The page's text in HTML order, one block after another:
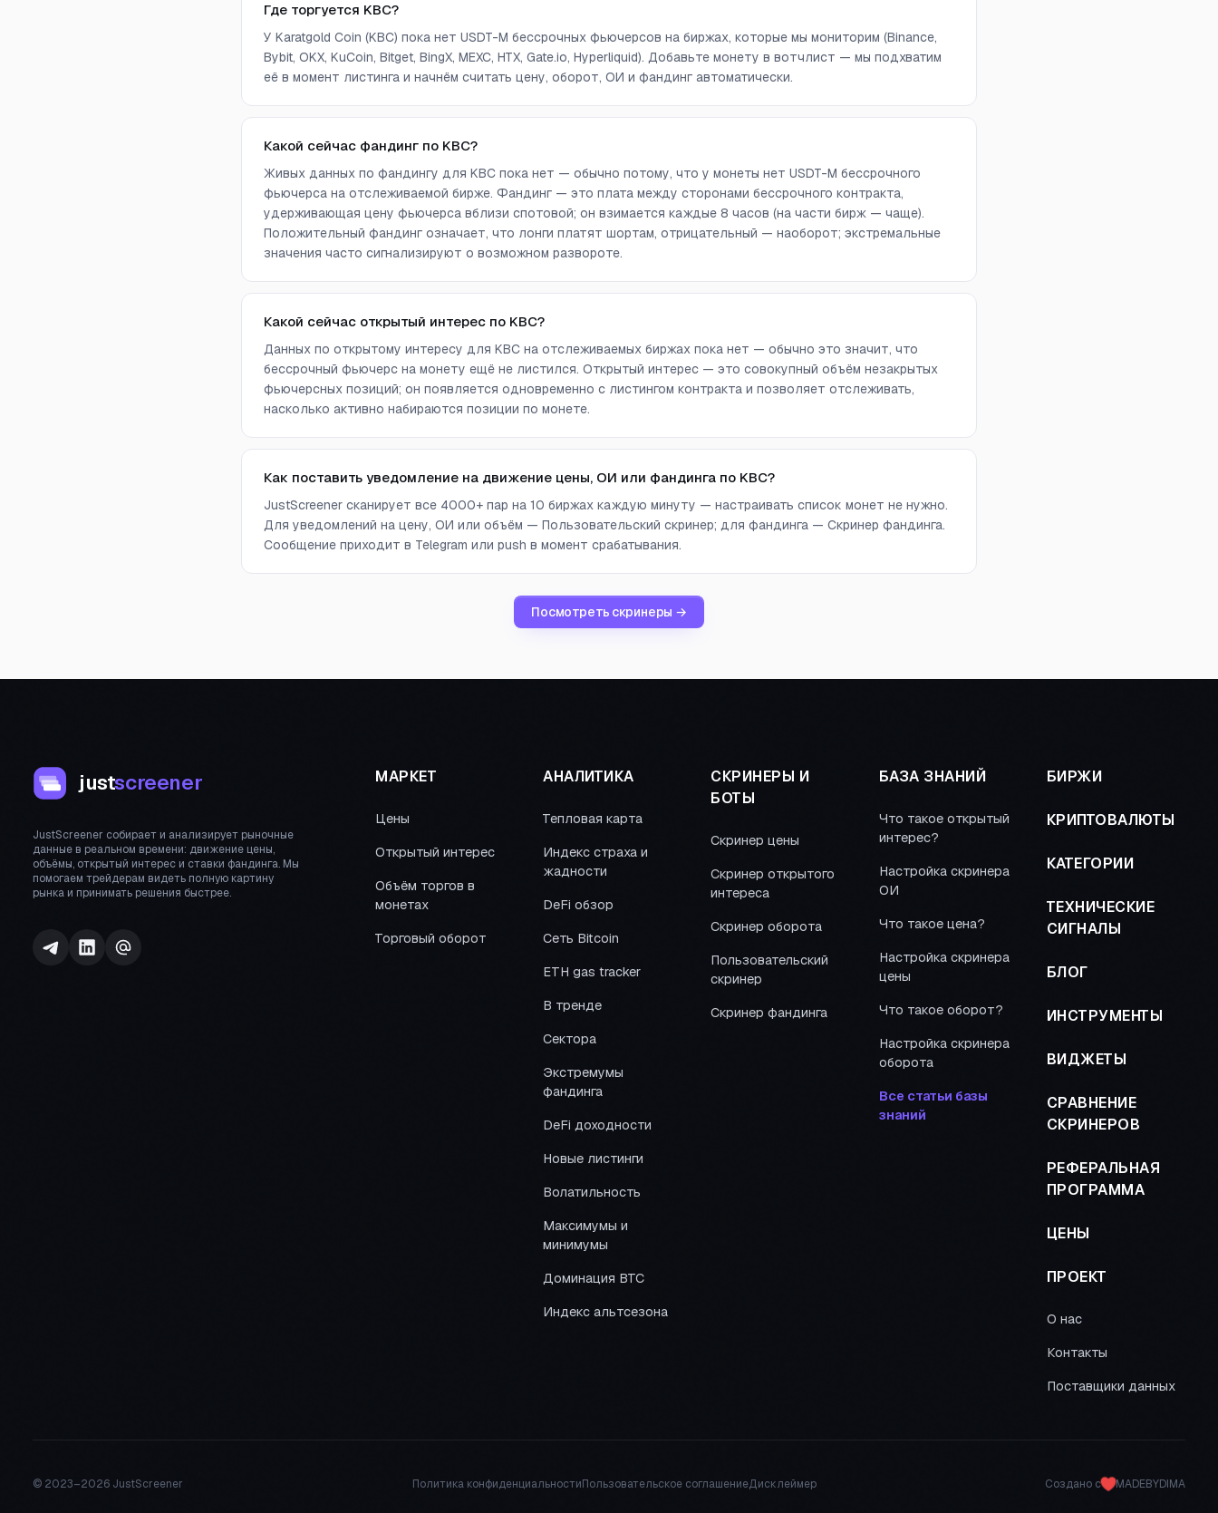
Где торгуется KBC?
У Karatgold Coin (KBC) пока нет USDT-M бессрочных фьючерсов на биржах, которые мы мониторим (Binance,
Bybit, OKX, KuCoin, Bitget, BingX, MEXC, HTX, Gate.io, Hyperliquid). Добавьте монету в вотчлист — мы подхватим
её в момент листинга и начнём считать цену, оборот, ОИ и фандинг автоматически.
Какой сейчас фандинг по KBC?
Живых данных по фандингу для KBC пока нет — обычно потому, что у монеты нет USDT-M бессрочного
фьючерса на отслеживаемой бирже. Фандинг — это плата между сторонами бессрочного контракта,
удерживающая цену фьючерса вблизи спотовой; он взимается каждые 8 часов (на части бирж — чаще).
Положительный фандинг означает, что лонги платят шортам, отрицательный — наоборот; экстремальные
значения часто сигнализируют о возможном развороте.
Какой сейчас открытый интерес по KBC?
Данных по открытому интересу для KBC на отслеживаемых биржах пока нет — обычно это значит, что
бессрочный фьючерс на монету ещё не листился. Открытый интерес — это совокупный объём незакрытых
фьючерсных позиций; он появляется одновременно с листингом контракта и позволяет отслеживать,
насколько активно набираются позиции по монете.
Как поставить уведомление на движение цены, ОИ или фандинга по KBC?
JustScreener сканирует все 4000+ пар на 10 биржах каждую минуту — настраивать список монет не нужно.
Для уведомлений на цену, ОИ или объём — Пользовательский скринер; для фандинга — Скринер фандинга.
Сообщение приходит в Telegram или push в момент срабатывания.
Посмотреть скринеры →
justscreener
JustScreener собирает и анализирует рыночные
данные в реальном времени: движение цены,
объёмы, открытый интерес и ставки фандинга. Мы
помогаем трейдерам видеть полную картину
рынка и принимать решения быстрее.
МАРКЕТ
Цены
Открытый интерес
Объём торгов в
монетах
Торговый оборот
АНАЛИТИКА
Тепловая карта
Индекс страха и
жадности
DeFi обзор
Сеть Bitcoin
ETH gas tracker
В тренде
Сектора
Экстремумы
фандинга
DeFi доходности
Новые листинги
Волатильность
Максимумы и
минимумы
Доминация BTC
Индекс альтсезона
СКРИНЕРЫ И
БОТЫ
Скринер цены
Скринер открытого
интереса
Скринер оборота
Пользовательский
скринер
Скринер фандинга
БАЗА ЗНАНИЙ
Что такое открытый
интерес?
Настройка скринера
ОИ
Что такое цена?
Настройка скринера
цены
Что такое оборот?
Настройка скринера
оборота
Все статьи базы
знаний
БИРЖИ
КРИПТОВАЛЮТЫ
КАТЕГОРИИ
ТЕХНИЧЕСКИЕ
СИГНАЛЫ
БЛОГ
ИНСТРУМЕНТЫ
ВИДЖЕТЫ
СРАВНЕНИЕ
СКРИНЕРОВ
РЕФЕРАЛЬНАЯ
ПРОГРАММА
ЦЕНЫ
ПРОЕКТ
О нас
Контакты
Поставщики данных
© 2023–2026 JustScreener Политика конфиденциальностиПользовательское соглашениеДисклеймер Создано с MADEBYDIMA